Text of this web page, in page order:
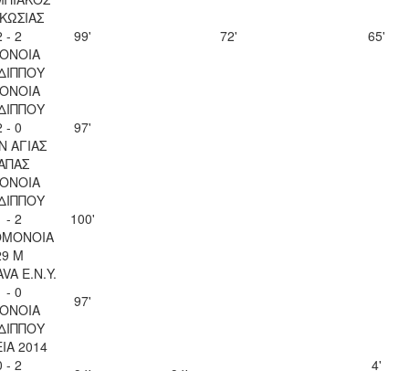
- 2
99' 72' 65'
- 0
ΑΓΙΑΣ
97'
- 2
Μ
100'
Ε.Ν.Y.
- 0
97'
2014
- 2
4'